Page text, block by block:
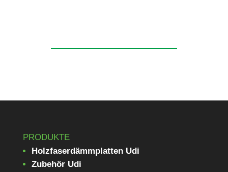
PRODUKTE
Holzfaserdämmplatten Udi
Zubehör Udi